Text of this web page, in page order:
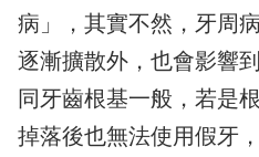
病」，其實不然，牙周
逐漸擴散外，也會影響
同牙齒根基一般，若是
掉落後也無法使用假牙